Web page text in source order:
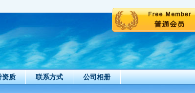
资质 联系方式 公司相册